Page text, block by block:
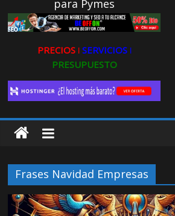
para Pymes
PRECIOS ǀ SERVICIOS ǀ
PRESUPUESTO
Frases Navidad Empresas